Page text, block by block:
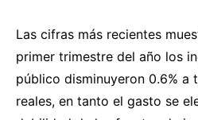
Las cifras más recientes
primer trimestre del año los
público disminuyeron 0.6% a
reales, en tanto el gasto se